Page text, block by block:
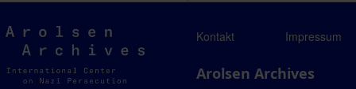
Arolsen
Archives
Kontakt Impressum
Arolsen Archives